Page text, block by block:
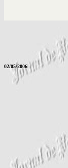
02/05/2006